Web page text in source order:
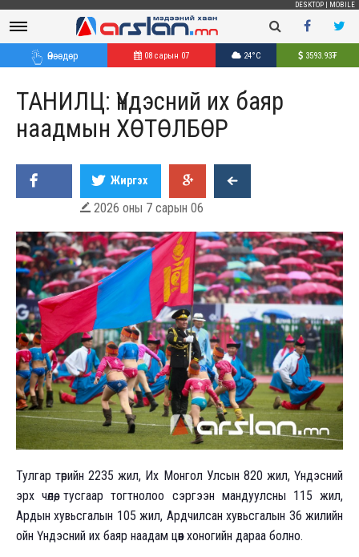
DESKTOP MOBILE
Өнөөдөр 08 сарын 07 24°C 3593.93₮
ТАНИЛЦ: Үндэсний их баяр
наадмын ХӨТӨЛБӨР
Жиргэх
 2026 оны 7 сарын 06
Тулгар төрийн 2235 жил, Их Монгол Улсын 820 жил, Үндэсний
эрх чөлөө, тусгаар тогтнолоо сэргээн мандуулсны 115 жил,
Ардын хувьсгалын 105 жил, Ардчилсан хувьсгалын 36 жилийн
ойн Үндэсний их баяр наадам цөөн хоногийн дараа болно.